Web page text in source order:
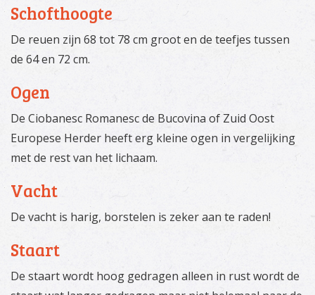
Schofthoogte
De reuen zijn 68 tot 78 cm groot en de teefjes tussen
de 64 en 72 cm.
Ogen
De Ciobanesc Romanesc de Bucovina of Zuid Oost
Europese Herder heeft erg kleine ogen in vergelijking
met de rest van het lichaam.
Vacht
De vacht is harig, borstelen is zeker aan te raden!
Staart
De staart wordt hoog gedragen alleen in rust wordt de